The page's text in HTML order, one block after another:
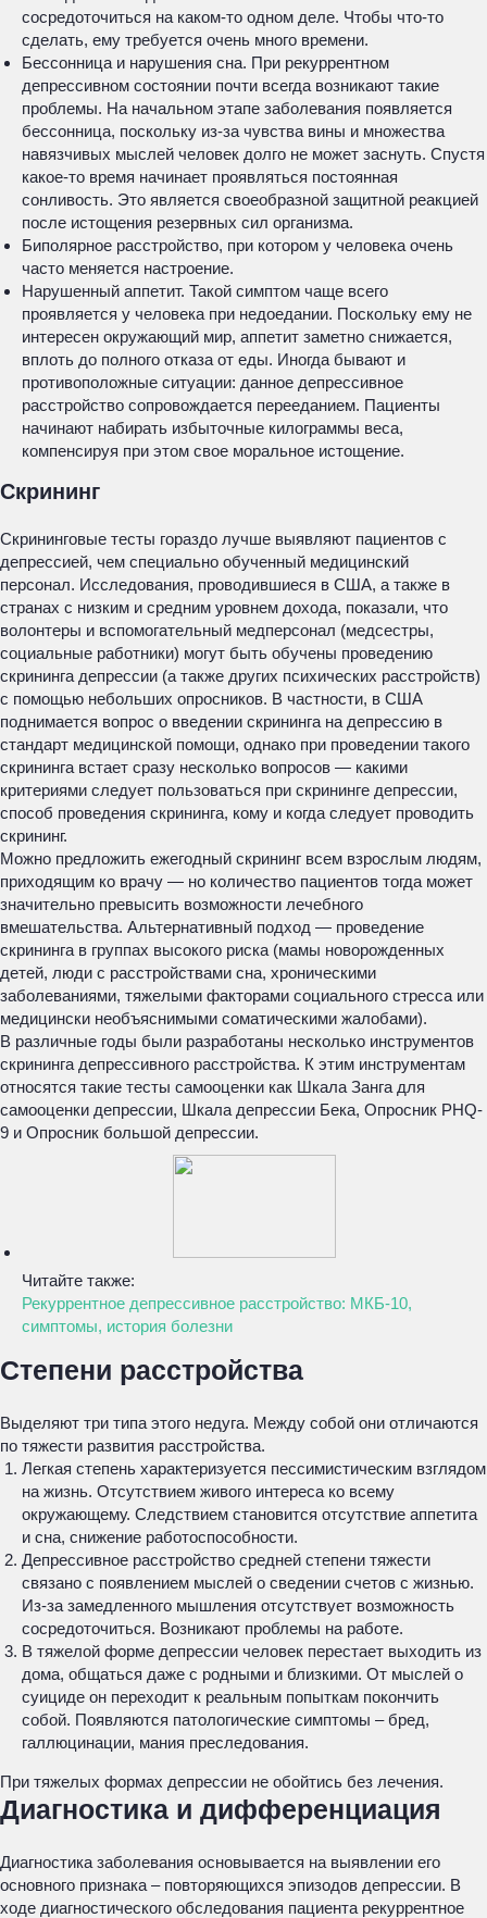
сосредоточиться на каком-то одном деле. Чтобы что-то
сделать, ему требуется очень много времени.
Бессонница и нарушения сна. При рекуррентном
депрессивном состоянии почти всегда возникают такие
проблемы. На начальном этапе заболевания появляется
бессонница, поскольку из-за чувства вины и множества
навязчивых мыслей человек долго не может заснуть. Спустя
какое-то время начинает проявляться постоянная
сонливость. Это является своеобразной защитной реакцией
после истощения резервных сил организма.
Биполярное расстройство, при котором у человека очень
часто меняется настроение.
Нарушенный аппетит. Такой симптом чаще всего
проявляется у человека при недоедании. Поскольку ему не
интересен окружающий мир, аппетит заметно снижается,
вплоть до полного отказа от еды. Иногда бывают и
противоположные ситуации: данное депрессивное
расстройство сопровождается перееданием. Пациенты
начинают набирать избыточные килограммы веса,
компенсируя при этом свое моральное истощение.
Скрининг
Скрининговые тесты гораздо лучше выявляют пациентов с
депрессией, чем специально обученный медицинский
персонал. Исследования, проводившиеся в США, а также в
странах с низким и средним уровнем дохода, показали, что
волонтеры и вспомогательный медперсонал (медсестры,
социальные работники) могут быть обучены проведению
скрининга депрессии (а также других психических расстройств)
с помощью небольших опросников. В частности, в США
поднимается вопрос о введении скрининга на депрессию в
стандарт медицинской помощи, однако при проведении такого
скрининга встает сразу несколько вопросов — какими
критериями следует пользоваться при скрининге депрессии,
способ проведения скрининга, кому и когда следует проводить
скрининг.
Можно предложить ежегодный скрининг всем взрослым людям,
приходящим ко врачу — но количество пациентов тогда может
значительно превысить возможности лечебного
вмешательства. Альтернативный подход — проведение
скрининга в группах высокого риска (мамы новорожденных
детей, люди с расстройствами сна, хроническими
заболеваниями, тяжелыми факторами социального стресса или
медицински необъяснимыми соматическими жалобами).
В различные годы были разработаны несколько инструментов
скрининга депрессивного расстройства. К этим инструментам
относятся такие тесты самооценки как Шкала Занга для
самооценки депрессии, Шкала депрессии Бека, Опросник PHQ-
9 и Опросник большой депрессии.
Читайте также:
Рекуррентное депрессивное расстройство: МКБ-10,
симптомы, история болезни
Степени расстройства
Выделяют три типа этого недуга. Между собой они отличаются
по тяжести развития расстройства.
Легкая степень характеризуется пессимистическим взглядом
на жизнь. Отсутствием живого интереса ко всему
окружающему. Следствием становится отсутствие аппетита
и сна, снижение работоспособности.
Депрессивное расстройство средней степени тяжести
связано с появлением мыслей о сведении счетов с жизнью.
Из-за замедленного мышления отсутствует возможность
сосредоточиться. Возникают проблемы на работе.
В тяжелой форме депрессии человек перестает выходить из
дома, общаться даже с родными и близкими. От мыслей о
суициде он переходит к реальным попыткам покончить
собой. Появляются патологические симптомы – бред,
галлюцинации, мания преследования.
При тяжелых формах депрессии не обойтись без лечения.
Диагностика и дифференциация
Диагностика заболевания основывается на выявлении его
основного признака – повторяющихся эпизодов депрессии. В
ходе диагностического обследования пациента рекуррентное